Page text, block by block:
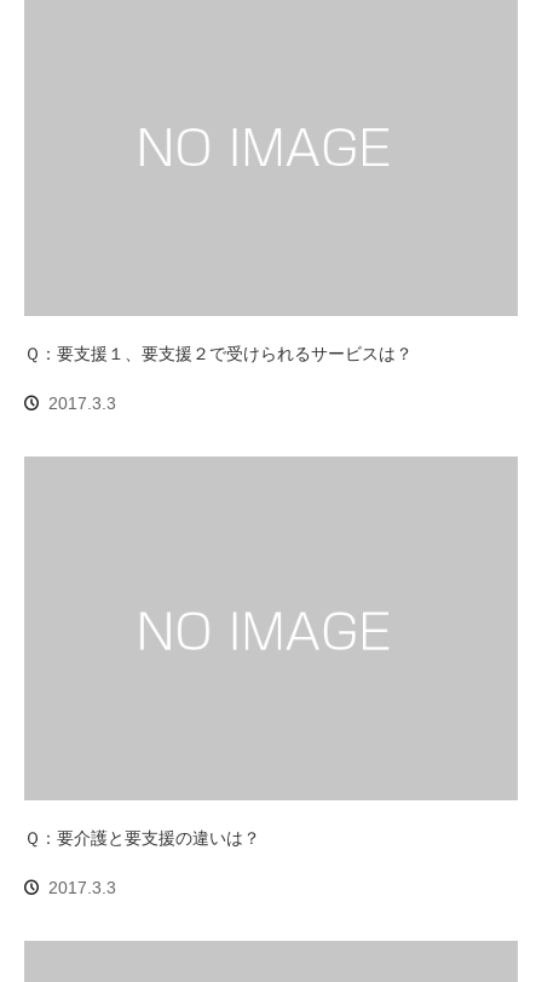
Ｑ：要支援１、要支援２で受けられるサービスは？
2017.3.3
Ｑ：要介護と要支援の違いは？
2017.3.3